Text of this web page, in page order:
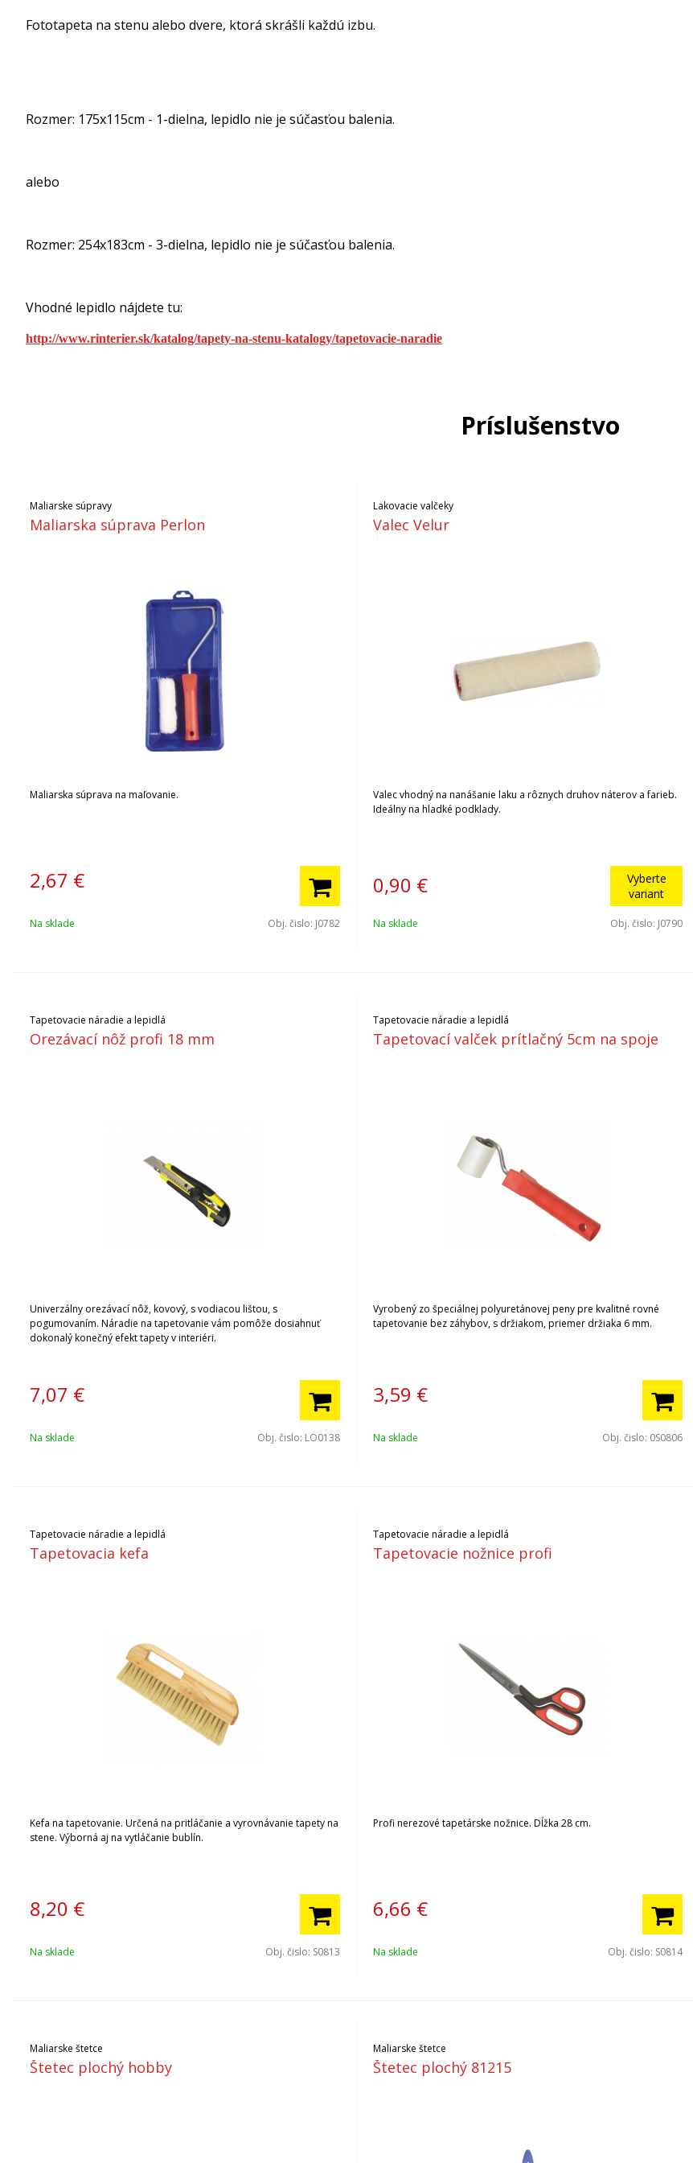
Fototapeta na stenu alebo dvere, ktorá skrášli každú izbu.
Rozmer: 175x115cm - 1-dielna, lepidlo nie je súčasťou balenia.
alebo
Rozmer: 254x183cm - 3-dielna, lepidlo nie je súčasťou balenia.
Vhodné lepidlo nájdete tu:
http://www.rinterier.sk/katalog/tapety-na-stenu-katalogy/tapetovacie-naradie
Príslušenstvo
Maliarske súpravy
Maliarska súprava Perlon
Maliarska súprava na maľovanie.
2,67 €
Na sklade Obj. čislo: J0782
Lakovacie valčeky
Valec Velur
Valec vhodný na nanášanie laku a rôznych druhov náterov a farieb.
Ideálny na hladké podklady.
0,90 €
Vyberte
variant
Na sklade Obj. čislo: J0790
Tapetovacie náradie a lepidlá
Orezávací nôž profi 18 mm
Univerzálny orezávací nôž, kovový, s vodiacou lištou, s
pogumovaním. Náradie na tapetovanie vám pomôže dosiahnuť
dokonalý konečný efekt tapety v interiéri.
7,07 €
Na sklade Obj. čislo: LO0138
Tapetovacie náradie a lepidlá
Tapetovací valček prítlačný 5cm na spoje
Vyrobený zo špeciálnej polyuretánovej peny pre kvalitné rovné
tapetovanie bez záhybov, s držiakom, priemer držiaka 6 mm.
3,59 €
Na sklade Obj. čislo: 0S0806
Tapetovacie náradie a lepidlá
Tapetovacia kefa
Kefa na tapetovanie. Určená na pritláčanie a vyrovnávanie tapety na
stene. Výborná aj na vytláčanie bublín.
8,20 €
Na sklade Obj. čislo: S0813
Tapetovacie náradie a lepidlá
Tapetovacie nožnice profi
Profi nerezové tapetárske nožnice. Dĺžka 28 cm.
6,66 €
Na sklade Obj. čislo: S0814
Maliarske štetce
Štetec plochý hobby
Maliarske štetce
Štetec plochý 81215